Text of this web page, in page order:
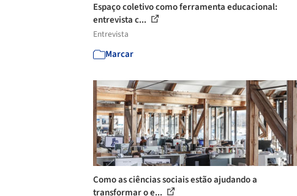
Espaço coletivo como ferramenta educacional:
entrevista c...
Entrevista
Marcar
Como as ciências sociais estão ajudando a
transformar o e...